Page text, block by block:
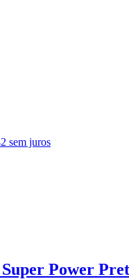
sem juros
Power